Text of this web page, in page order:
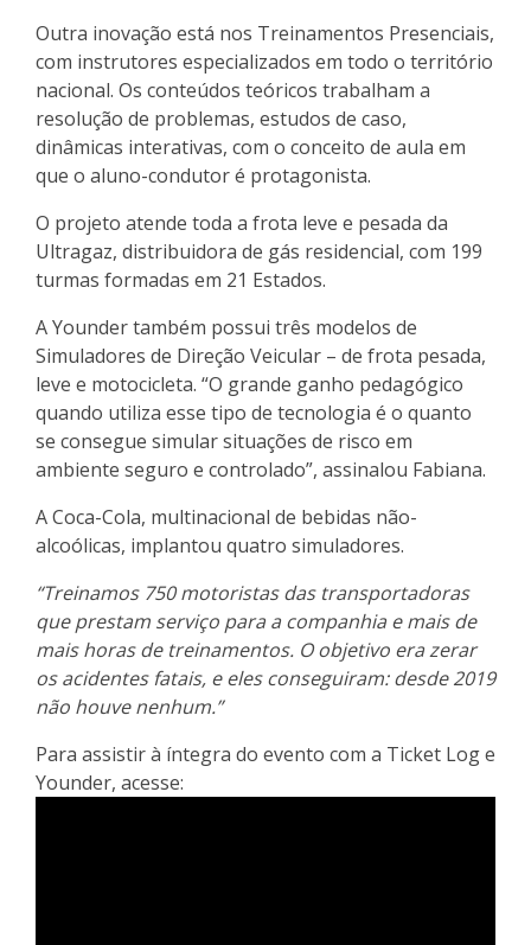
Outra inovação está nos Treinamentos Presenciais,
com instrutores especializados em todo o território
nacional. Os conteúdos teóricos trabalham a
resolução de problemas, estudos de caso,
dinâmicas interativas, com o conceito de aula em
que o aluno-condutor é protagonista.
O projeto atende toda a frota leve e pesada da
Ultragaz, distribuidora de gás residencial, com 199
turmas formadas em 21 Estados.
A Younder também possui três modelos de
Simuladores de Direção Veicular – de frota pesada,
leve e motocicleta. “O grande ganho pedagógico
quando utiliza esse tipo de tecnologia é o quanto
se consegue simular situações de risco em
ambiente seguro e controlado”, assinalou Fabiana.
A Coca-Cola, multinacional de bebidas não-
alcoólicas, implantou quatro simuladores.
“Treinamos 750 motoristas das transportadoras
que prestam serviço para a companhia e mais de
mais horas de treinamentos. O objetivo era zerar
os acidentes fatais, e eles conseguiram: desde 2019
não houve nenhum.”
Para assistir à íntegra do evento com a Ticket Log e
Younder, acesse: